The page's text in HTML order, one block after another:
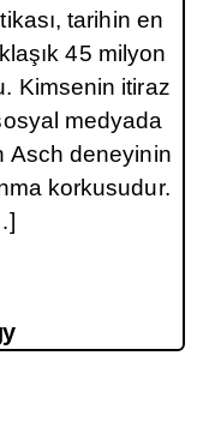
tarihin en
45 milyon
Kimsenin itiraz
medyada
Asch deneyinin
korkusudur.